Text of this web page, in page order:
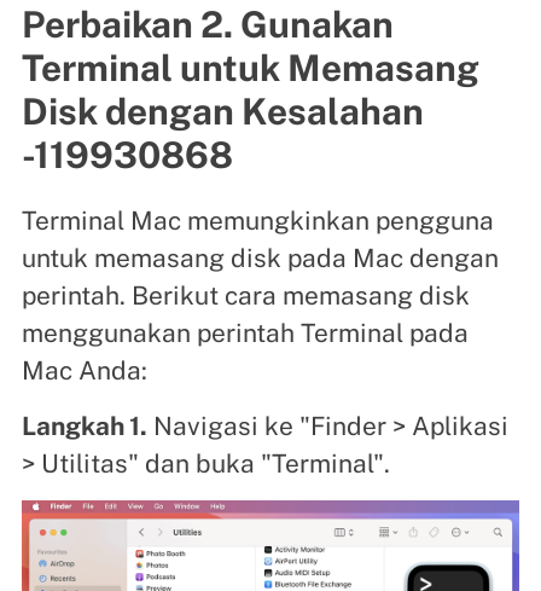
Perbaikan 2. Gunakan
Terminal untuk Memasang
Disk dengan Kesalahan
-119930868
Terminal Mac memungkinkan pengguna
untuk memasang disk pada Mac dengan
perintah. Berikut cara memasang disk
menggunakan perintah Terminal pada
Mac Anda:
Langkah 1. Navigasi ke "Finder > Aplikasi
> Utilitas" dan buka "Terminal".